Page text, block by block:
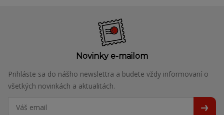
Novinky e-mailom
Prihláste sa do nášho newslettra a budete vždy informovaní o
všetkých novinkách a aktualitách.